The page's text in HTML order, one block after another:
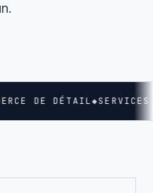
DE DÉTAIL◆SERVICES